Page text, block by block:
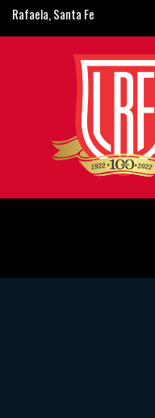
Rafaela, Santa Fe